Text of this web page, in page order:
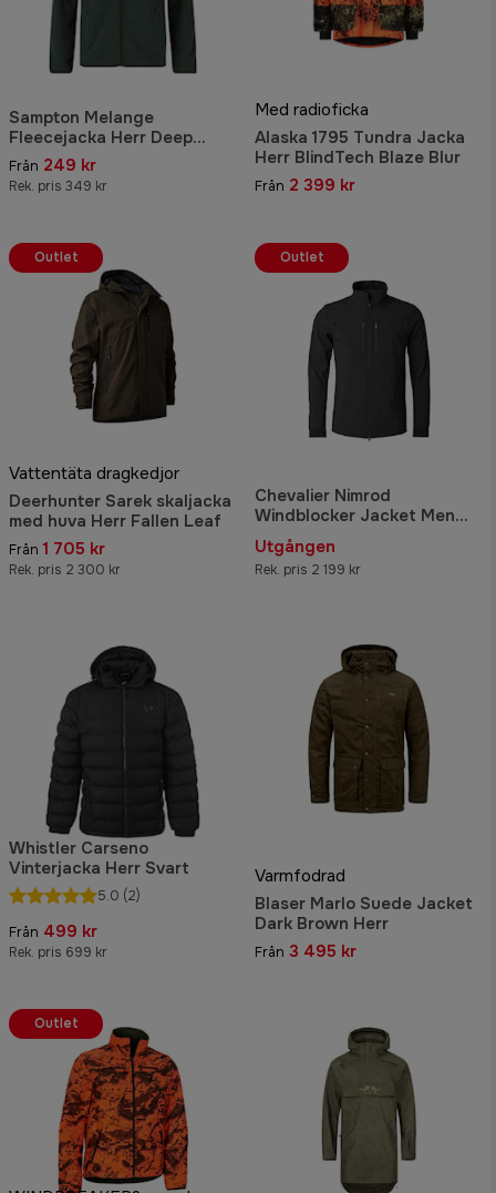
Sampton Melange
Fleecejacka Herr Deep
Forest
Från 249 kr
Rek. pris 349 kr
Med radioficka
Alaska 1795 Tundra Jacka
Herr BlindTech Blaze Blur
Från 2 399 kr
Vattentäta dragkedjor
Deerhunter Sarek skaljacka
med huva Herr Fallen Leaf
Från 1 705 kr
Rek. pris 2 300 kr
Outlet
Chevalier Nimrod
Windblocker Jacket Men
Black
Utgången
Rek. pris 2 199 kr
Outlet
Whistler Carseno
Vinterjacka Herr Svart
5.0 (2)
Från 499 kr
Rek. pris 699 kr
Varmfodrad
Blaser Marlo Suede Jacket
Dark Brown Herr
Från 3 495 kr
Outlet